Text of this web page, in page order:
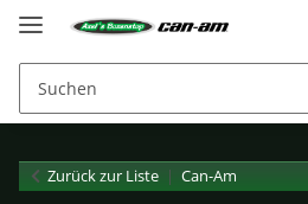
Zurück zur Liste Can-Am